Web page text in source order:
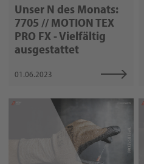
Unser N des Monats:
7705 // MOTION TEX
PRO FX - Vielfältig
ausgestattet
01.06.2023